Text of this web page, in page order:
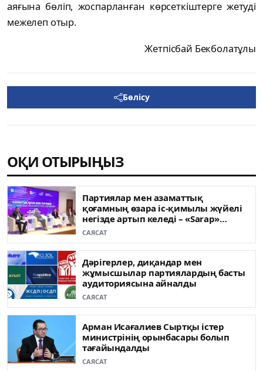
aяғынa бөліп, жоcпaрлaнғaн көрceткіштeргe жeтуді
мeжeлeп отыр.
Жетпісбай Бекболатұлы
Бөлісу
ОҚИ ОТЫРЫҢЫЗ
Партиялар мен азаматтық
қоғамның өзара іс-қимылы жүйелі
негізде артып келеді – «Sarap»
клубының сарапшылары
САЯСАТ
Дәрігерлер, диқандар мен
жұмысшылар партиялардың басты
аудиториясына айналды
САЯСАТ
Арман Исағалиев Сыртқы істер
министрінің орынбасары болып
тағайындалды
САЯСАТ